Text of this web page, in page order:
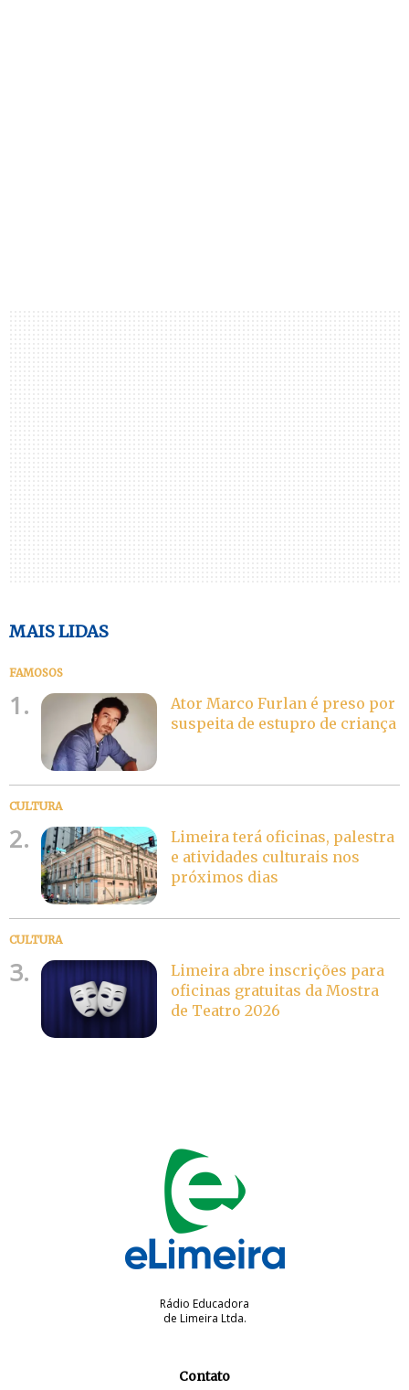
MAIS LIDAS
FAMOSOS
1.
Ator Marco Furlan é preso por
suspeita de estupro de criança
CULTURA
2.
Limeira terá oficinas, palestra
e atividades culturais nos
próximos dias
CULTURA
3.
Limeira abre inscrições para
oficinas gratuitas da Mostra
de Teatro 2026
Rádio Educadora
de Limeira Ltda.
Contato